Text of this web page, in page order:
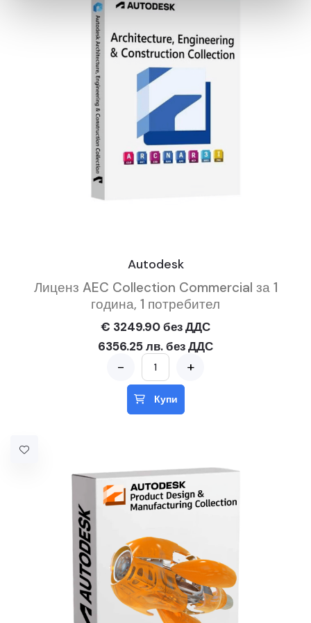
Autodesk
Лиценз AEC Collection Commercial за 1
година, 1 потребител
€ 3249.90 без ДДС
6356.25 лв. без ДДС
- +
Купи